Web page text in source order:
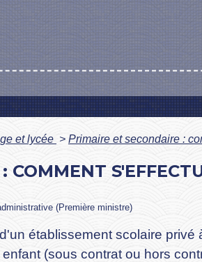
et lycée > Primaire et secondaire :
COMMENT
(Première ministre)
établissement scolaire
(sous contrat ou hors